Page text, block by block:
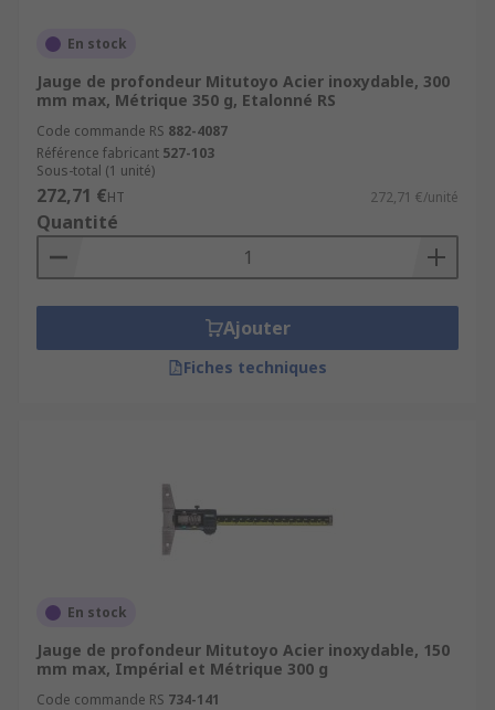
En stock
Jauge de profondeur Mitutoyo Acier inoxydable, 300
mm max, Métrique 350 g, Etalonné RS
Code commande RS 882-4087
Référence fabricant 527-103
Sous-total (1 unité)
272,71 €HT 272,71 €/unité
Quantité
Ajouter
Fiches techniques
En stock
Jauge de profondeur Mitutoyo Acier inoxydable, 150
mm max, Impérial et Métrique 300 g
Code commande RS 734-141